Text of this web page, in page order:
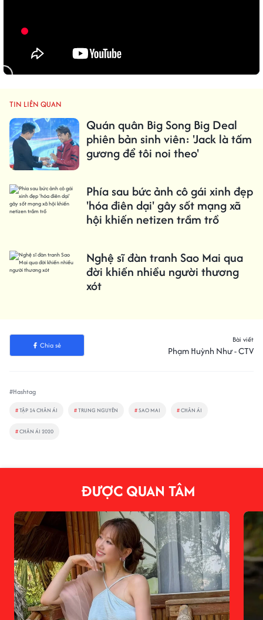
TIN LIÊN QUAN
Quán quân Big Song Big Deal
phiên bản sinh viên: 'Jack là tấm
gương để tôi noi theo'
Phía sau bức ảnh cô gái xinh đẹp
'hóa điên dại' gây sốt mạng xã
hội khiến netizen trầm trồ
Nghệ sĩ đàn tranh Sao Mai qua
đời khiến nhiều người thương
xót
Chia sẻ
Bài viết
Phạm Huỳnh Như - CTV
#Hashtag
#TẬP 14 CHÂN ÁI #TRUNG NGUYÊN #SAO MAI #CHÂN ÁI
#CHÂN ÁI 2020
ĐƯỢC QUAN TÂM